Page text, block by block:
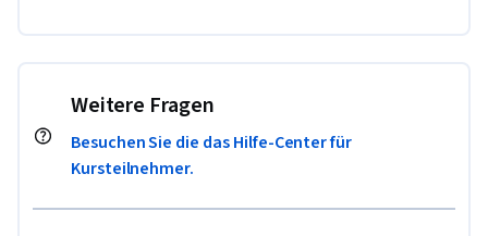
Weitere Fragen
Besuchen Sie die das Hilfe-Center für
Kursteilnehmer.